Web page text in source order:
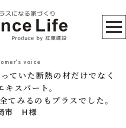
voice
ていた断熱の材だけでなく
キスパート。
てみるのもプラスでした。
市 Ｈ様